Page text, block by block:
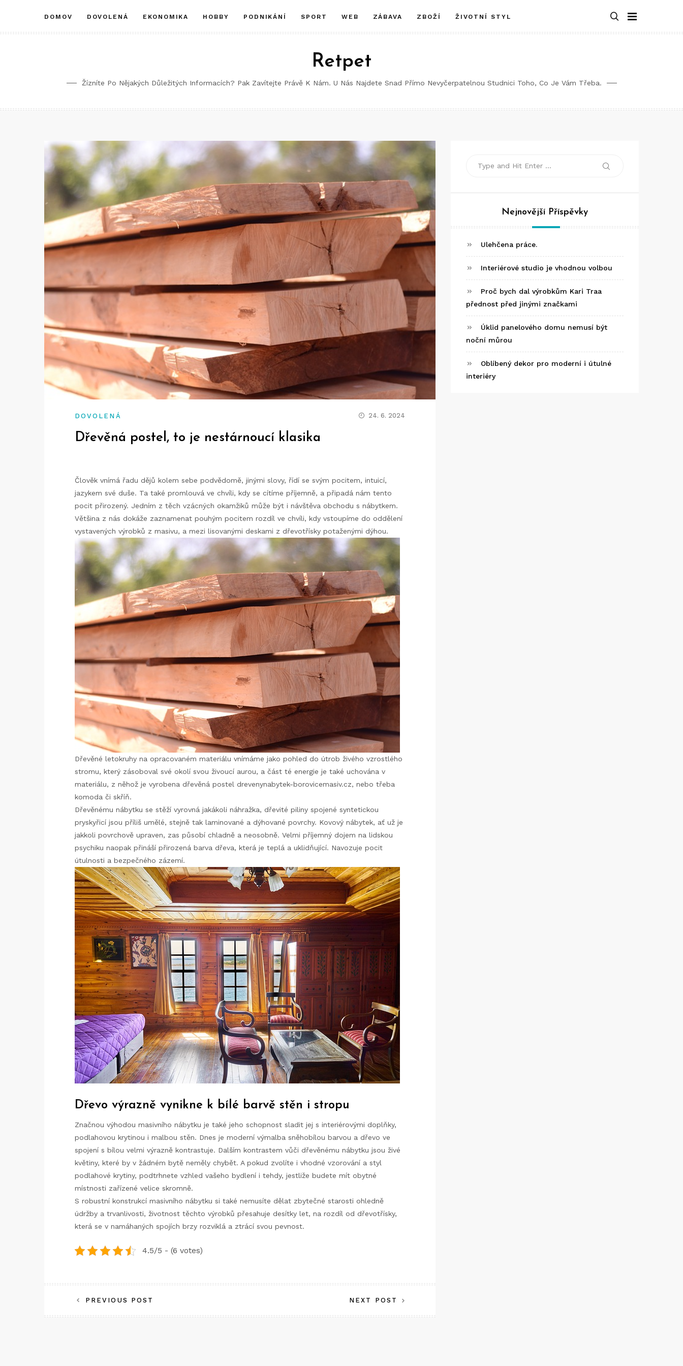
DOMOV DOVOLENÁ EKONOMIKA HOBBY PODNIKÁNÍ SPORT WEB ZÁBAVA ZBOŽÍ ŽIVOTNÍ STYL
Retpet
Žízníte Po Nějakých Důležitých Informacích? Pak Zavítejte Právě K Nám. U Nás Najdete Snad Přímo Nevyčerpatelnou Studnici Toho, Co Je Vám Třeba.
DOVOLENÁ 24. 6. 2024
Dřevěná postel, to je nestárnoucí klasika
Člověk vnímá řadu dějů kolem sebe podvědomě, jinými slovy, řídí se svým pocitem, intuicí,
jazykem své duše. Ta také promlouvá ve chvíli, kdy se cítíme příjemně, a připadá nám tento
pocit přirozený. Jedním z těch vzácných okamžiků může být i návštěva obchodu s nábytkem.
Většina z nás dokáže zaznamenat pouhým pocitem rozdíl ve chvíli, kdy vstoupíme do oddělení
vystavených výrobků z masivu, a mezi lisovanými deskami z dřevotřísky potaženými dýhou.
Dřevěné letokruhy na opracovaném materiálu vnímáme jako pohled do útrob živého vzrostlého
stromu, který zásoboval své okolí svou živoucí aurou, a část té energie je také uchována v
materiálu, z něhož je vyrobena dřevěná postel drevenynabytek-borovicemasiv.cz, nebo třeba
komoda či skříň.
Dřevěnému nábytku se stěží vyrovná jakákoli náhražka, dřevité piliny spojené syntetickou
pryskyřicí jsou příliš umělé, stejně tak laminované a dýhované povrchy. Kovový nábytek, ať už je
jakkoli povrchově upraven, zas působí chladně a neosobně. Velmi příjemný dojem na lidskou
psychiku naopak přináší přirozená barva dřeva, která je teplá a uklidňující. Navozuje pocit
útulnosti a bezpečného zázemí.
Dřevo výrazně vynikne k bílé barvě stěn i stropu
Značnou výhodou masivního nábytku je také jeho schopnost sladit jej s interiérovými doplňky,
podlahovou krytinou i malbou stěn. Dnes je moderní výmalba sněhobílou barvou a dřevo ve
spojení s bílou velmi výrazně kontrastuje. Dalším kontrastem vůči dřevěnému nábytku jsou živé
květiny, které by v žádném bytě neměly chybět. A pokud zvolíte i vhodné vzorování a styl
podlahové krytiny, podtrhnete vzhled vašeho bydlení i tehdy, jestliže budete mít obytné
místnosti zařízené velice skromně.
S robustní konstrukcí masivního nábytku si také nemusíte dělat zbytečné starosti ohledně
údržby a trvanlivosti, životnost těchto výrobků přesahuje desítky let, na rozdíl od dřevotřísky,
která se v namáhaných spojích brzy rozviklá a ztrácí svou pevnost.
4.5/5 - (6 votes)
Navigace
pro
PREVIOUS POST NEXT POST
Search
Nejnovější Příspěvky
Ulehčena práce.
Interiérové studio je vhodnou volbou
Proč bych dal výrobkům Kari Traa
přednost před jinými značkami
Úklid panelového domu nemusí být
noční můrou
Oblíbený dekor pro moderní i útulné
interiéry